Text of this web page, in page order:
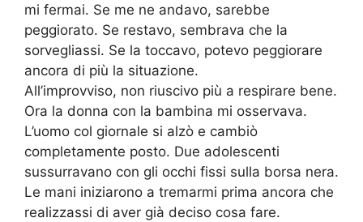
mi fermai. Se me ne andavo, sarebbe
peggiorato. Se restavo, sembrava che la
sorvegliassi. Se la toccavo, potevo peggiorare
ancora di più la situazione.
All’improvviso, non riuscivo più a respirare bene.
Ora la donna con la bambina mi osservava.
L’uomo col giornale si alzò e cambiò
completamente posto. Due adolescenti
sussurravano con gli occhi fissi sulla borsa nera.
Le mani iniziarono a tremarmi prima ancora che
realizzassi di aver già deciso cosa fare.